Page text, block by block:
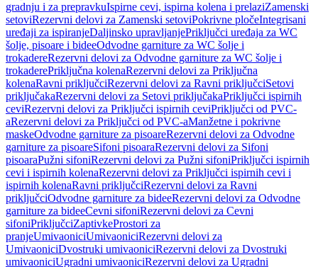
gradnju i za prepravkuIspirne cevi, ispirna kolena i prelaziZamenski
setoviRezervni delovi za Zamenski setoviPokrivne pločeIntegrisani
uređaji za ispiranjeDaljinsko upravljanjePriključci uređaja za WC
šolje, pisoare i bideeOdvodne garniture za WC šolje i
trokadereRezervni delovi za Odvodne garniture za WC šolje i
trokaderePriključna kolenaRezervni delovi za Priključna
kolenaRavni priključciRezervni delovi za Ravni priključciSetovi
priključakaRezervni delovi za Setovi priključakaPriključci ispirnih
ceviRezervni delovi za Priključci ispirnih ceviPriključci od PVC-
aRezervni delovi za Priključci od PVC-aManžetne i pokrivne
maskeOdvodne garniture za pisoareRezervni delovi za Odvodne
garniture za pisoareSifoni pisoaraRezervni delovi za Sifoni
pisoaraPužni sifoniRezervni delovi za Pužni sifoniPriključci ispirnih
cevi i ispirnih kolenaRezervni delovi za Priključci ispirnih cevi i
ispirnih kolenaRavni priključciRezervni delovi za Ravni
priključciOdvodne garniture za bideeRezervni delovi za Odvodne
garniture za bideeCevni sifoniRezervni delovi za Cevni
sifoniPriključciZaptivkeProstori za
pranjeUmivaoniciUmivaoniciRezervni delovi za
UmivaoniciDvostruki umivaoniciRezervni delovi za Dvostruki
umivaoniciUgradni umivaoniciRezervni delovi za Ugradni